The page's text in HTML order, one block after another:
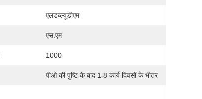
एलडब्ल्यूडीएम
एस.एम
1000
पीओ की पुष्टि के बाद 1-8 कार्य दिवसों के भीतर